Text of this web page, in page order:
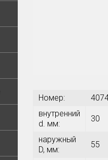
Номер:
внутренний
d. мм:
30
наружный
D, мм:
55